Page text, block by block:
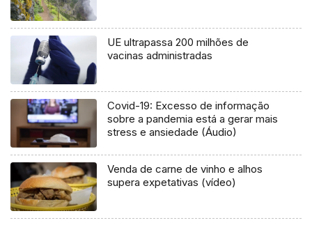
UE ultrapassa 200 milhões de
vacinas administradas
Covid-19: Excesso de informação
sobre a pandemia está a gerar mais
stress e ansiedade (Áudio)
Venda de carne de vinho e alhos
supera expetativas (vídeo)